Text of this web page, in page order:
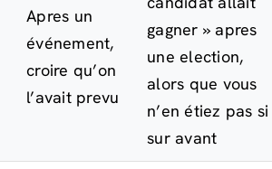
Apres un
événement,
croire qu’on
l’avait prevu
gagner » apres
une election,
alors que vous
n’en étiez pas si
sur avant